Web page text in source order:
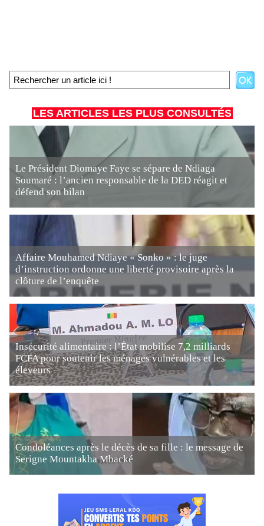
LES ARTICLES LES PLUS CONSULTÉS
Le Président Diomaye Faye se sépare de Ndiaga
Soumaré : l’ancien responsable de la DED réagit et
défend son bilan
Affaire Mouhamed Ndiaye « Sonko » : le juge
d’instruction ordonne une liberté provisoire après la
clôture de l’enquête
Insécurité alimentaire : l’État mobilise 7,2 milliards
FCFA pour soutenir les ménages vulnérables et les
éleveurs
Condoléances après le décès de sa fille : le message de
Serigne Mountakha Mbacké